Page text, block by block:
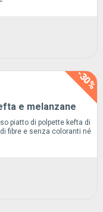
-30%
e melanzane
piatto di polpette kefta di
fibre e senza coloranti né